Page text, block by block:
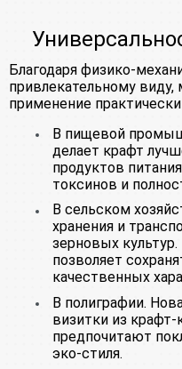
Благодаря физико-
привлекательному
применение
В пищевой
делает крафт
продуктов
токсинов и
В сельском
хранения и
зерновых
позволяет
качественных
В полиграфии.
визитки из крафт-
предпочитают
эко-стиля.